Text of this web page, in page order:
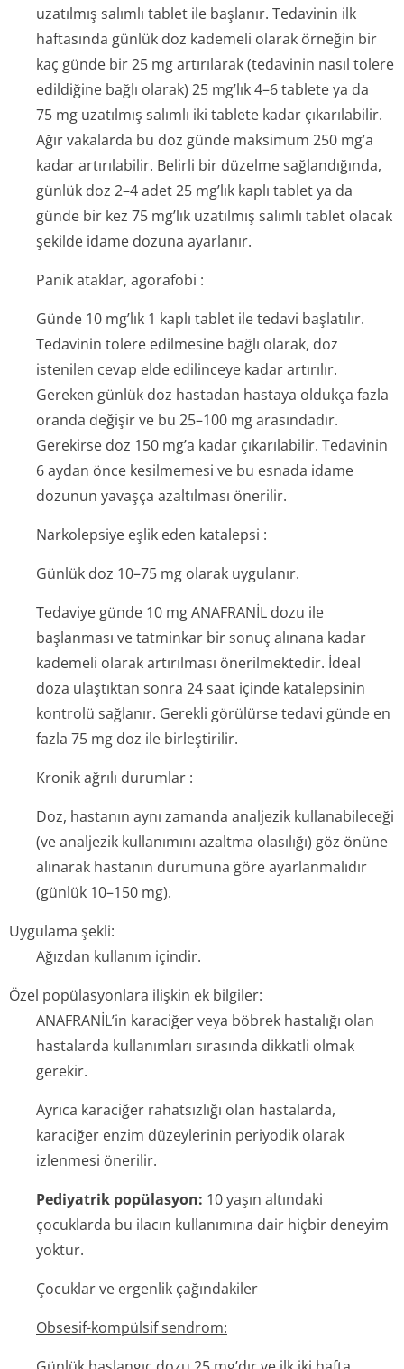
uzatılmış salımlı tablet ile başlanır. Tedavinin ilk
haftasında günlük doz kademeli olarak örneğin bir
kaç günde bir 25 mg artırılarak (tedavinin nasıl tolere
edildiğine bağlı olarak) 25 mg’lık 4–6 tablete ya da
75 mg uzatılmış salımlı iki tablete kadar çıkarılabilir.
Ağır vakalarda bu doz günde maksimum 250 mg’a
kadar artırılabilir. Belirli bir düzelme sağlandığında,
günlük doz 2–4 adet 25 mg’lık kaplı tablet ya da
günde bir kez 75 mg’lık uzatılmış salımlı tablet olacak
şekilde idame dozuna ayarlanır.
Panik ataklar, agorafobi :
Günde 10 mg’lık 1 kaplı tablet ile tedavi başlatılır.
Tedavinin tolere edilmesine bağlı olarak, doz
istenilen cevap elde edilinceye kadar artırılır.
Gereken günlük doz hastadan hastaya oldukça fazla
oranda değişir ve bu 25–100 mg arasındadır.
Gerekirse doz 150 mg’a kadar çıkarılabilir. Tedavinin
6 aydan önce kesilmemesi ve bu esnada idame
dozunun yavaşça azaltılması önerilir.
Narkolepsiye eşlik eden katalepsi :
Günlük doz 10–75 mg olarak uygulanır.
Tedaviye günde 10 mg ANAFRANİL dozu ile
başlanması ve tatminkar bir sonuç alınana kadar
kademeli olarak artırılması önerilmektedir. İdeal
doza ulaştıktan sonra 24 saat içinde katalepsinin
kontrolü sağlanır. Gerekli görülürse tedavi günde en
fazla 75 mg doz ile birleştirilir.
Kronik ağrılı durumlar :
Doz, hastanın aynı zamanda analjezik kullanabileceği
(ve analjezik kullanımını azaltma olasılığı) göz önüne
alınarak hastanın durumuna göre ayarlanmalıdır
(günlük 10–150 mg).
Uygulama şekli:
Ağızdan kullanım içindir.
Özel popülasyonlara ilişkin ek bilgiler:
ANAFRANİL’in karaciğer veya böbrek hastalığı olan
hastalarda kullanımları sırasında dikkatli olmak
gerekir.
Ayrıca karaciğer rahatsızlığı olan hastalarda,
karaciğer enzim düzeylerinin periyodik olarak
izlenmesi önerilir.
Pediyatrik popülasyon: 10 yaşın altındaki
çocuklarda bu ilacın kullanımına dair hiçbir deneyim
yoktur.
Çocuklar ve ergenlik çağındakiler
Obsesif-kompülsif sendrom: